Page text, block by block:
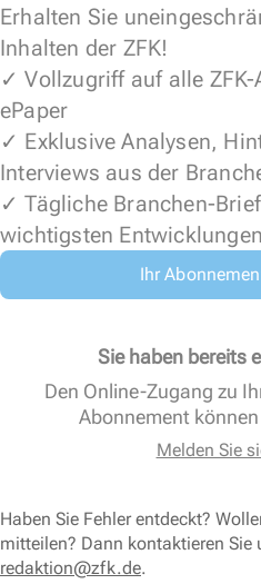
Erhalten Sie
Inhalten der ZFK!
✓ Vollzugriff auf alle
ePaper
✓ Exklusive Analysen,
Interviews aus der
✓ Tägliche Branchen-
wichtigsten Entwicklungen
Ihr
Sie haben bereits
Den Online-Zugang zu
Abonnement
Melden Sie
Haben Sie Fehler entdeckt?
mitteilen? Dann kontaktieren Sie
redaktion@zfk.de.